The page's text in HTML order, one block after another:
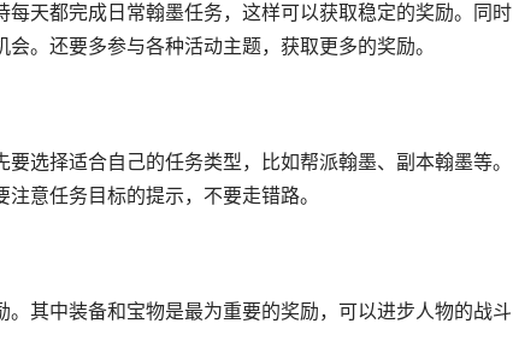
天都完成日常翰墨任务，这样可以获取稳定的奖励。同时
。还要多参与各种活动主题，获取更多的奖励。
选择适合自己的任务类型，比如帮派翰墨、副本翰墨等。
意任务目标的提示，不要走错路。
其中装备和宝物是最为重要的奖励，可以进步人物的战斗